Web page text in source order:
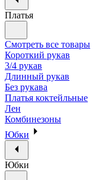
Платья
Смотреть все товары
Короткий рукав
3/4 рукав
Длинный рукав
Без рукава
Платья коктейльные
Лен
Комбинезоны
Юбки
Юбки